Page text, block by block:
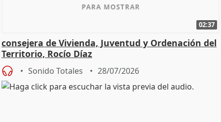
02:37
consejera de Vivienda, Juventud y Ordenación del
Territorio, Rocío Díaz
Sonido Totales 28/07/2026